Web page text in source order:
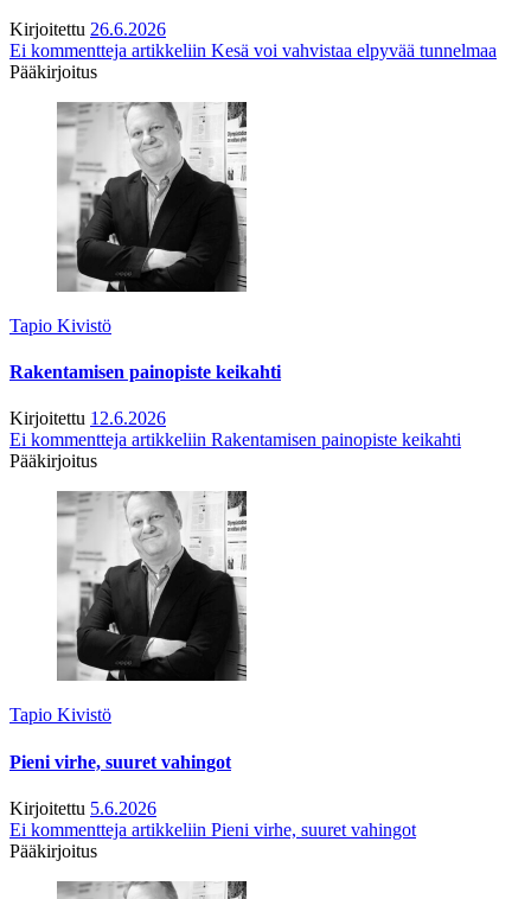
Kirjoitettu 26.6.2026
Ei kommentteja artikkeliin Kesä voi vahvistaa elpyvää tunnelmaa
Pääkirjoitus
Tapio Kivistö
Rakentamisen painopiste keikahti
Kirjoitettu 12.6.2026
Ei kommentteja artikkeliin Rakentamisen painopiste keikahti
Pääkirjoitus
Tapio Kivistö
Pieni virhe, suuret vahingot
Kirjoitettu 5.6.2026
Ei kommentteja artikkeliin Pieni virhe, suuret vahingot
Pääkirjoitus